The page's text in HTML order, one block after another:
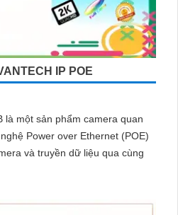
IP POE
là một sản phẩm camera quan
Power over Ethernet (POE)
và truyền dữ liệu qua cùng